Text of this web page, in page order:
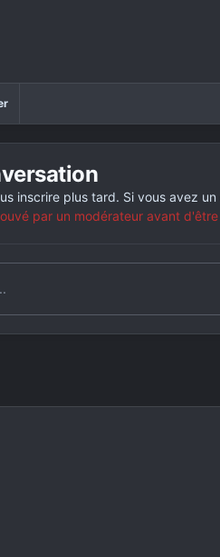
inscrire plus tard. Si vous avez
par un modérateur avant